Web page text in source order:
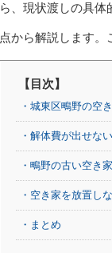
ら、現状渡しの具
点から解説します。
【目次】
・城東区鴫野の空
・解体費が出せな
・鴫野の古い空き
・空き家を放置し
・まとめ